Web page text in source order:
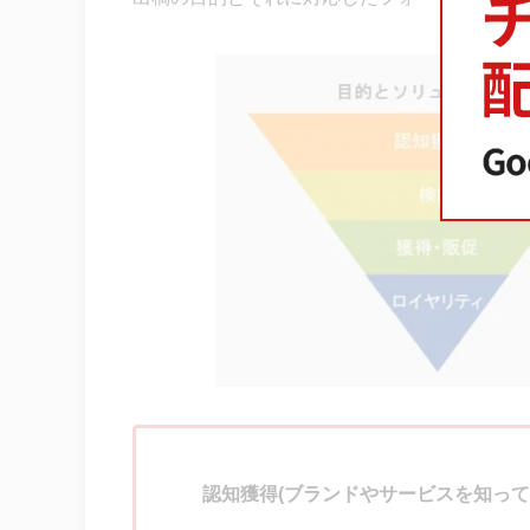
認知獲得(ブランドやサービスを知っ